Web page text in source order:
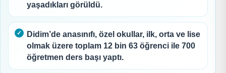
yaşadıkları görüldü.
Didim’de anasınıfı, özel okullar, ilk, orta ve lise
olmak üzere toplam 12 bin 63 öğrenci ile 700
öğretmen ders başı yaptı.